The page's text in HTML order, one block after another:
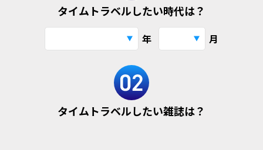
タイムトラベルしたい時代は？
年 月
タイムトラベルしたい雑誌は？